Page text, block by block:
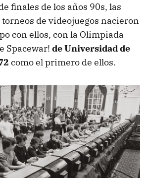
finales de los años 90s, las
de videojuegos nacieron
con ellos, con la Olimpiada
Spacewar! de Universidad de
como el primero de ellos.